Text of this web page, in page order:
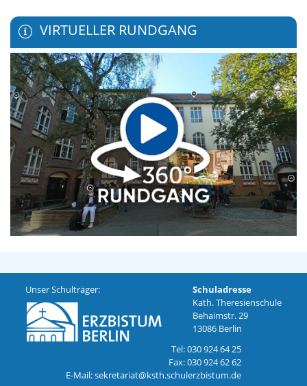
VIRTUELLER RUNDGANG
Unser Schulträger:
Schuladresse
Kath. Theresienschule
Behaimstr. 29
13086 Berlin
Tel: 030 924 64 25
Fax: 030 924 62 62
E-Mail: sekretariat@ksth.schulerzbistum.de